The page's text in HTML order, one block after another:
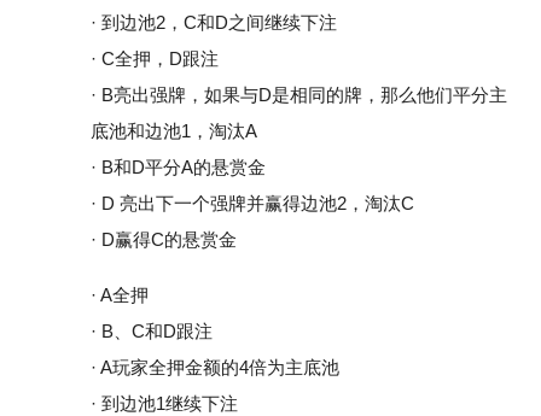
· 到边池2，C和D之间继续下注
· C全押，D跟注
· B亮出强牌，如果与D是相同的牌，那么他们平分主
底池和边池1，淘汰A
· B和D平分A的悬赏金
· D 亮出下一个强牌并赢得边池2，淘汰C
· D赢得C的悬赏金
· A全押
· B、C和D跟注
· A玩家全押金额的4倍为主底池
· 到边池1继续下注